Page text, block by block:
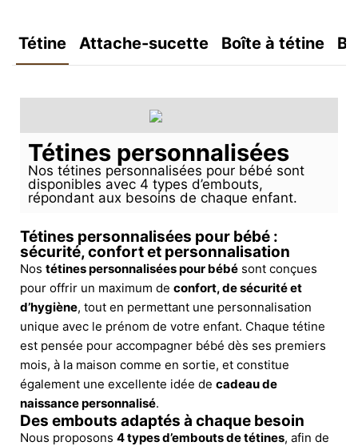
Tétine Attache-sucette Boîte à tétine
Tétines personnalisées
Nos tétines personnalisées pour bébé sont
disponibles avec 4 types d’embouts,
répondant aux besoins de chaque enfant.
Tétines personnalisées pour bébé :
sécurité, confort et personnalisation
Nos tétines personnalisées pour bébé sont conçues
pour offrir un maximum de confort, de sécurité et
d’hygiène, tout en permettant une personnalisation
unique avec le prénom de votre enfant. Chaque tétine
est pensée pour accompagner bébé dès ses premiers
mois, à la maison comme en sortie, et constitue
également une excellente idée de cadeau de
naissance personnalisé.
Des embouts adaptés à chaque besoin
Nous proposons 4 types d’embouts de tétines, afin de